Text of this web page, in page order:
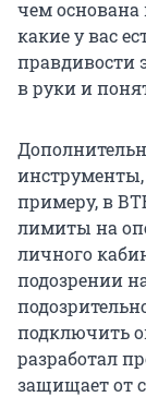
чем основана
какие у вас
правдивости
в руки и
примеру, в
лимиты на
личного
подозрении
подключить
разработал
защищает от